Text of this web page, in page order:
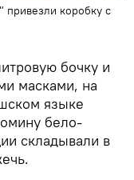
привезли коробку с
бочку и
масками, на
языке
бело-
складывали в